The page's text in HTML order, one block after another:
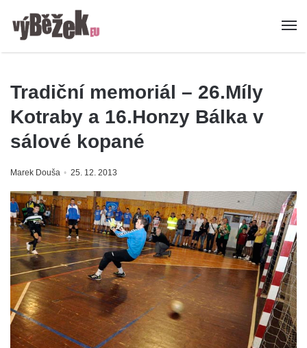
Tradiční memoriál – 26.Míly
Kotraby a 16.Honzy Bálka v
sálové kopané
Marek Douša 25. 12. 2013